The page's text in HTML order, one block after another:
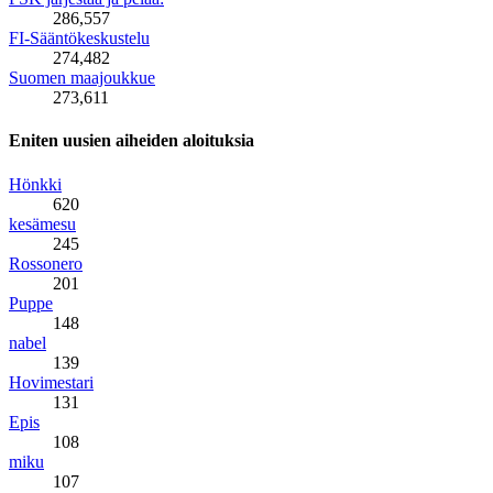
286,557
FI-Sääntökeskustelu
274,482
Suomen maajoukkue
273,611
Eniten uusien aiheiden aloituksia
Hönkki
620
kesämesu
245
Rossonero
201
Puppe
148
nabel
139
Hovimestari
131
Epis
108
miku
107